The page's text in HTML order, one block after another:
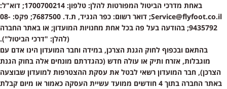
באחת מדרכי הביטול המפורטות להלן: טלפון: 1700700214; דוא"ל:
Service@flyfoot.co.il
; דואר רשום: כפר הנגיד, ת.ד. 7687500; פקס: 08-
9435792; בהודעה בעל פה בכל אחת מחנויות המועדון; או באתר החברה
(להלן: "דרכי הביטול").
בהתאם ובכפוף לחוק הגנת הצרכן, במידה וחבר המועדון הינו אדם עם
מוגבלות, אזרח ותיק או עולה חדש (כהגדרתם מונחים אלה בחוק הגנת
הצרכן), חבר המועדון רשאי לבטל את עסקת ההצטרפות למועדון שבוצעה
באתר החברה בתוך 4 חודשים ממועד עשיית העסקה כאמור או מיום קבלת